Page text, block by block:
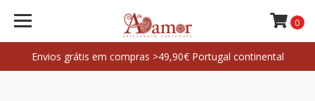
Envios grátis em compras >49,90€ Portugal continental
0